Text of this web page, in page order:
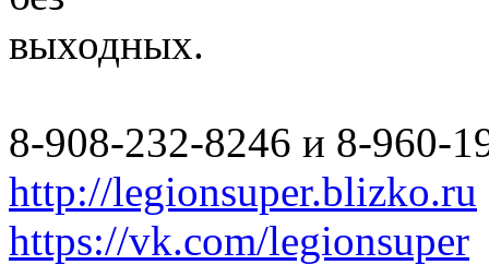
выходных.
8-908-232-8246 и 8-960-
http://legionsuper.blizko.ru
https://vk.com/legionsuper